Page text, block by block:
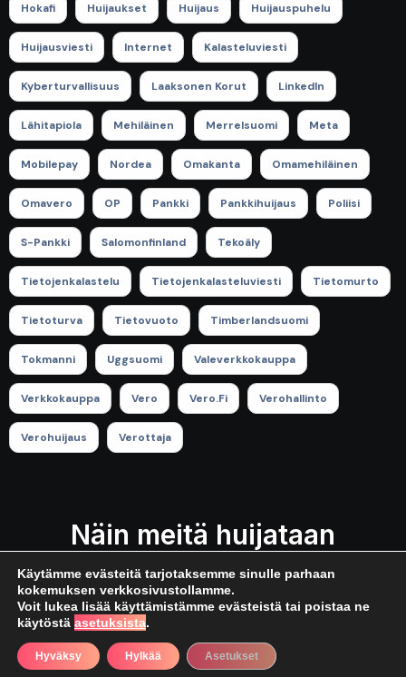
Hokafi Huijaukset Huijaus Huijauspuhelu
Huijausviesti Internet Kalasteluviesti
Kyberturvallisuus Laaksonen Korut LinkedIn
Lähitapiola Mehiläinen Merrelsuomi Meta
Mobilepay Nordea Omakanta Omamehiläinen
Omavero OP Pankki Pankkihuijaus Poliisi
S-Pankki Salomonfinland Tekoäly
Tietojenkalastelu Tietojenkalasteluviesti Tietomurto
Tietoturva Tietovuoto Timberlandsuomi
Tokmanni Uggsuomi Valeverkkokauppa
Verkkokauppa Vero Vero.fi Verohallinto
Verohuijaus Verottaja
Näin meitä huijataan
Copyright © All rights reserved|Blogus
Käytämme evästeitä tarjotaksemme sinulle parhaan
kokemuksen verkkosivustollamme.
Voit lukea lisää käyttämistämme evästeistä tai poistaa ne
käytöstä asetuksista.
Hyväksy Hylkää Asetukset